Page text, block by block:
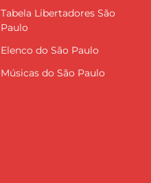
Tabela Libertadores São
Paulo
Elenco do São Paulo
Músicas do São Paulo